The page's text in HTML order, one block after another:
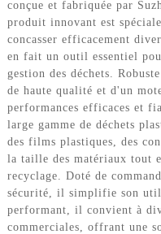
conçue et fabriquée par
produit innovant est
concasser efficacement
en fait un outil essentiel
gestion des déchets.
de haute qualité et d'un
performances efficaces et
large gamme de déchets
des films plastiques, des
la taille des matériaux tout
recyclage. Doté de
sécurité, il simplifie son
performant, il convient à
commerciales, offrant une